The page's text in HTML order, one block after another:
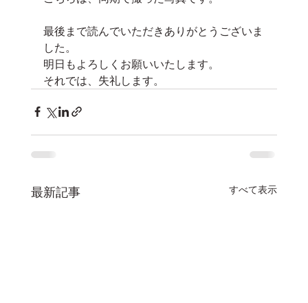
最後まで読んでいただきありがとうございま
した。
明日もよろしくお願いいたします。
それでは、失礼します。
最新記事 すべて表示